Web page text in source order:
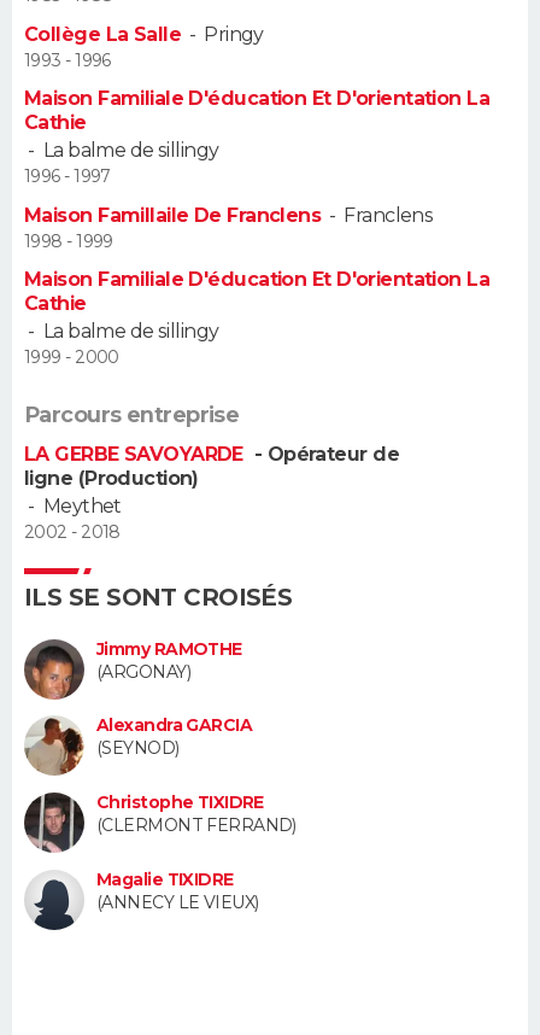
Alimentation
Guide de la santé
Maladies
Médicaments
Sommeil
VOYAGE
Destinations
City break
Voyage nature
Voyage de noces
Forum
Climat
+
PHOTO
GUIDES D'ACHAT
BONS PLANS
CARTE DE VOEUX
Carte de Noël
Carte Bonne année
Carte Saint-Valentin
Carte Pâques
Carte d'anniversaire
DICTIONNAIRE
COPAINS D'AVANT
S'inscrire
Se connecter
Lycées
Collèges
Primaires
Universités
Entreprises
Service militaire
Avis de recherche
AVIS DE DÉCÈS
Bricolage
Lifestyle
Culture
Sport
Auto
Television
Voyage
Cinema
Collège La Salle - Pringy
1993 - 1996
Maison Familiale D'éducation Et D'orientation La
Cathie
- La balme de sillingy
1996 - 1997
Maison Famillaile De Franclens- Franclens
1998 - 1999
Maison Familiale D'éducation Et D'orientation La
Cathie
- La balme de sillingy
1999 - 2000
Parcours entreprise
LA GERBE SAVOYARDE - Opérateur de
ligne (Production)
- Meythet
2002 - 2018
ILS SE SONT CROISÉS
Jimmy RAMOTHE
(ARGONAY)
Alexandra GARCIA
(SEYNOD)
Christophe TIXIDRE
(CLERMONT FERRAND)
Magalie TIXIDRE
(ANNECY LE VIEUX)